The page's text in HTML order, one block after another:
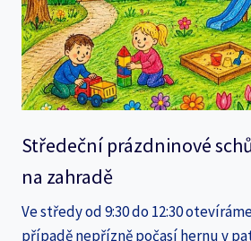
Středeční prázdninové
na zahradě
Ve středy od 9:30 do 12:30
případě nepřízně počasí hernu v